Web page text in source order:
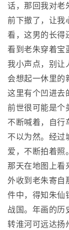
话，那回我对老
前下撤了，让我
看，这男的长得
看到老朱穿着宝
我小声点，别
会想起一休里的
这里有个凹进去
前世很可能是个
不断喊着，自
不以为然。经过
爱，不断拍着照
那天在地图上看
外收到老朱寄自
件中，得知朱仙
战国。年画的历
转淮河可远达扬